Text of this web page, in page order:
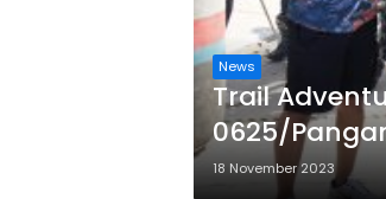
News
Trail
0625/
18 November 2023